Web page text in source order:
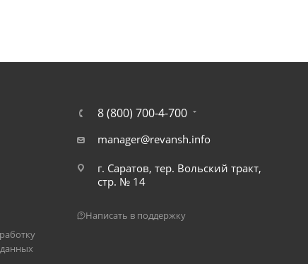
8 (800) 700-4-700
manager@revansh.info
г. Саратов, тер. Вольский тракт,
стр. № 14
Написать в поддержку